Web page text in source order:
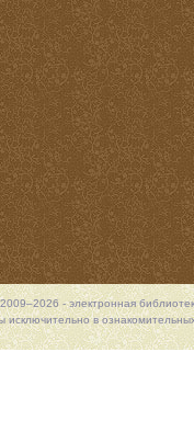
- электронная
исключительно в